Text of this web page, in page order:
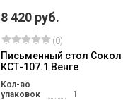
8 420 руб.
(0)
Письменный стол Сокол
КСТ-107.1 Венге
Кол-во
упаковок
1